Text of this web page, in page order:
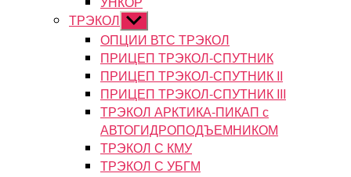
ТРЭКОЛ Показывать
подменю
ОПЦИИ ВТС ТРЭКОЛ
ПРИЦЕП ТРЭКОЛ-СПУТНИК
ПРИЦЕП ТРЭКОЛ-СПУТНИК II
ПРИЦЕП ТРЭКОЛ-СПУТНИК III
ТРЭКОЛ АРКТИКА-ПИКАП с
АВТОГИДРОПОДЪЕМНИКОМ
ТРЭКОЛ С КМУ
ТРЭКОЛ С УБГМ